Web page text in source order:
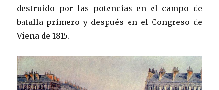
destruido por las potencias en el campo de
batalla primero y después en el Congreso de
Viena de 1815.